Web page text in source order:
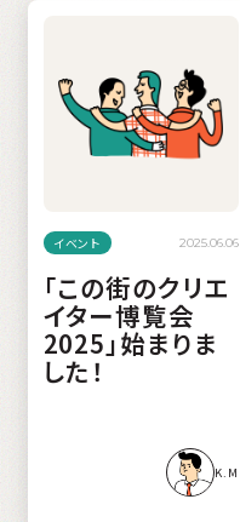
イベント 2025.06.06
「この街のクリエ
イター博覧会
2025」始まりま
した！
K.M